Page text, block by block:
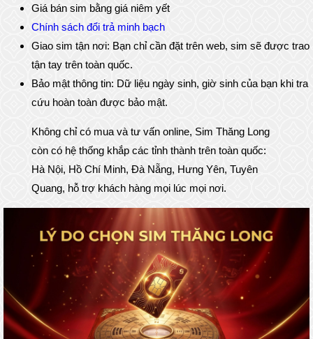
Giá bán sim bằng giá niêm yết
Chính sách đổi trả minh bạch
Giao sim tận nơi: Bạn chỉ cần đặt trên web, sim sẽ được trao
tận tay trên toàn quốc.
Bảo mật thông tin: Dữ liệu ngày sinh, giờ sinh của bạn khi tra
cứu hoàn toàn được bảo mật.
Không chỉ có mua và tư vấn online, Sim Thăng Long
còn có hệ thống khắp các tỉnh thành trên toàn quốc:
Hà Nội, Hồ Chí Minh, Đà Nẵng, Hưng Yên, Tuyên
Quang, hỗ trợ khách hàng mọi lúc mọi nơi.